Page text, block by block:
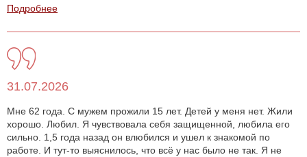
Подробнее
31.07.2026
Мне 62 года. С мужем прожили 15 лет. Детей у меня нет. Жили
хорошо. Любил. Я чувствовала себя защищенной, любила его
сильно. 1,5 года назад он влюбился и ушел к знакомой по
работе. И тут-то выяснилось, что всё у нас было не так. Я не